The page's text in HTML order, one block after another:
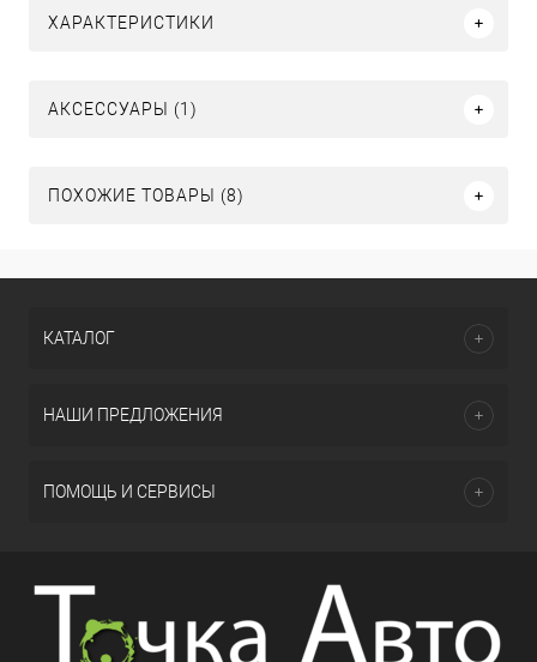
ХАРАКТЕРИСТИКИ
АКСЕССУАРЫ (1)
ПОХОЖИЕ ТОВАРЫ (8)
КАТАЛОГ
НАШИ ПРЕДЛОЖЕНИЯ
ПОМОЩЬ И СЕРВИСЫ